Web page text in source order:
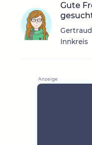
Gute
Innkreis